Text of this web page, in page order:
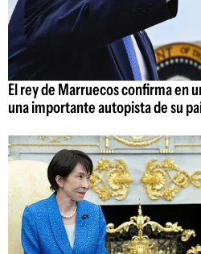
El rey de Marruecos confirma en
una importante autopista de su